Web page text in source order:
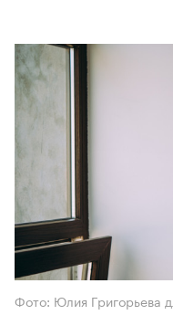
Фото: Юлия Григорьева